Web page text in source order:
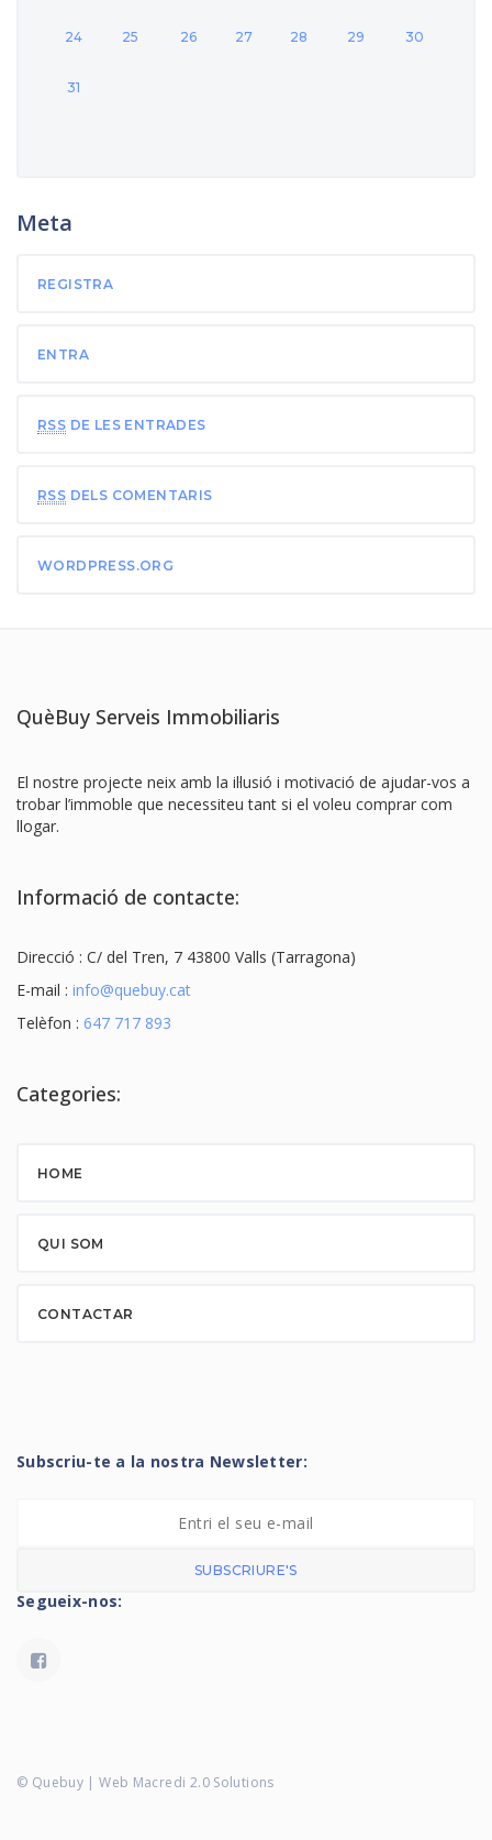
24 25 26 27 28 29 30
31
Meta
REGISTRA
ENTRA
RSS DE LES ENTRADES
RSS DELS COMENTARIS
WORDPRESS.ORG
QuèBuy Serveis Immobiliaris
El nostre projecte neix amb la il·lusió i motivació de ajudar-vos a
trobar l’immoble que necessiteu tant si el voleu comprar com
llogar.
Informació de contacte:
Direcció : C/ del Tren, 7 43800 Valls (Tarragona)
E-mail : info@quebuy.cat
Telèfon : 647 717 893
Categories:
HOME
QUI SOM
CONTACTAR
Subscriu-te a la nostra Newsletter:
SUBSCRIURE'S
Segueix-nos:
© Quebuy | Web Macredi 2.0 Solutions